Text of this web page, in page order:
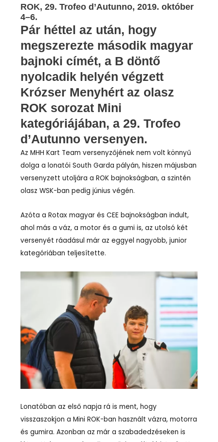
ROK, 29. Trofeo d’Autunno, 2019. október
4–6.
Pár héttel az után, hogy
megszerezte második magyar
bajnoki címét, a B döntő
nyolcadik helyén végzett
Krózser Menyhért az olasz
ROK sorozat Mini
kategóriájában, a 29. Trofeo
d’Autunno versenyen.
Az MHH Kart Team versenyzőjének nem volt könnyű
dolga a lonatói South Garda pályán, hiszen májusban
versenyzett utoljára a ROK bajnokságban, a szintén
olasz WSK-ban pedig június végén.
Azóta a Rotax magyar és CEE bajnokságban indult,
ahol más a váz, a motor és a gumi is, az utolsó két
versenyét ráadásul már az eggyel nagyobb, junior
kategóriában teljesítette.
Lonatóban az első napja rá is ment, hogy
visszaszokjon a Mini ROK-ban használt vázra, motorra
és gumira. Azonban az már a szabadedzéseken is